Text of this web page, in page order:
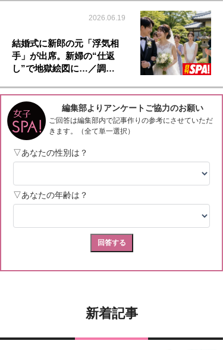
2026.06.19
結婚式に新郎の元「浮気相
手」が出席。新婦の“仕返
し”で地獄絵図に…／調…
新着記事